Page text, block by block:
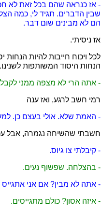
- אז כנראה שהם בכל זאת לא
שבין הדברים. תגיד לי, כמה
הם לא מבינים שום דבר.
אז ניסיתי.
לכל ויכוח חייבות להיות
הנחות היסוד המשותפות לשנינו.
- אתה הרי לא מצפה ממני לקבל
רמי חשב לרגע, ואז ענה
- האמת שלא. אולי בעצם כן.
חשבתי שהשיחה נגמרה, אבל
- קיבלתי צו גיוס.
- בהצלחה. שפשוף נעים.
- אתה לא מבין? אם אני אתגייס
- איזה אסון? כולם מתגייסים.